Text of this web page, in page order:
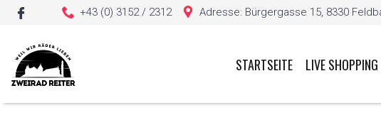
+43 (0) 3152 / 2312 Adresse: Bürgergasse 15, 8330
STARTSEITE LIVE SHOPPING